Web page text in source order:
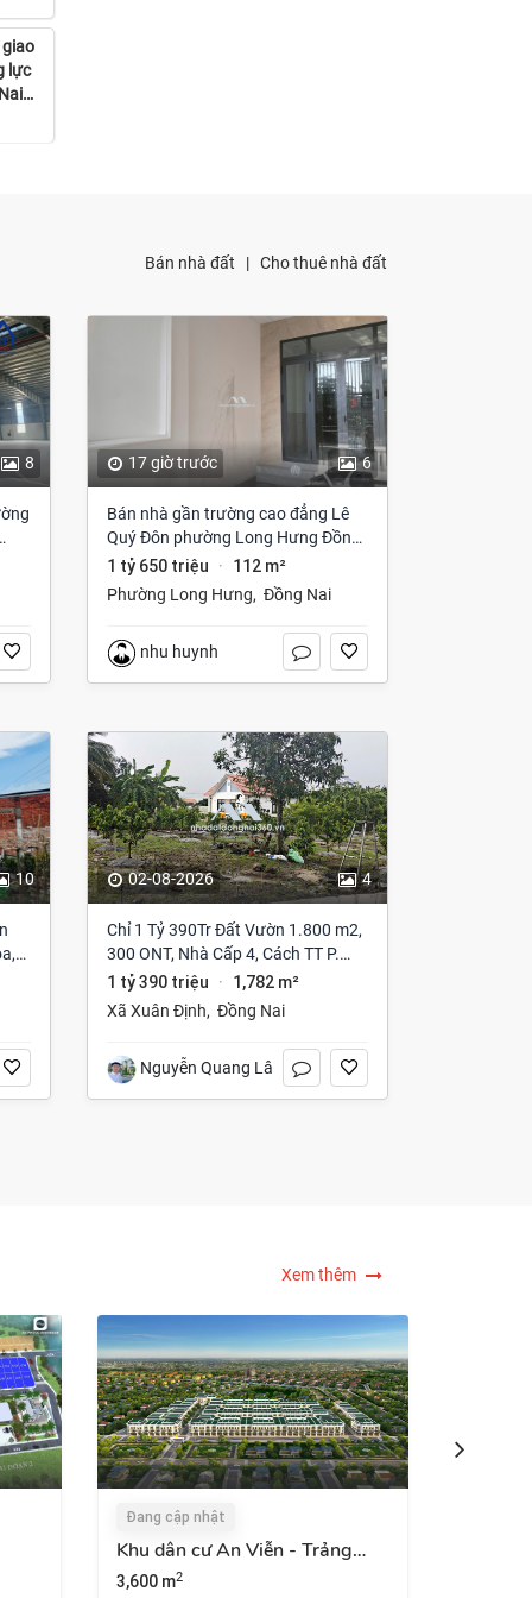
lực
Bán nhà đất | Cho thuê nhà đất
8 6
17 giờ trước
Bán nhà gần trường cao đẳng Lê
Quý Đôn phường Long Hưng Đồng
Nai
1 tỷ 650 triệu · 112 m²
Phường Long Hưng, Đồng Nai
nhu huynh
10 4
02-08-2026
Chỉ 1 Tỷ 390Tr Đất Vườn 1.800 m2,
300 ONT, Nhà Cấp 4, Cách TT P.
Long Khánh Vài Phút!
1 tỷ 390 triệu · 1,782 m²
Xã Xuân Định, Đồng Nai
Nguyễn Quang Lâm
Xem thêm
An Viễn - Trảng
Ecopark Nhơn Trạch